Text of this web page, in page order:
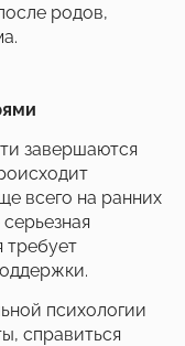
родов,
завершаются
всего на ранних
требует
психологии
справиться